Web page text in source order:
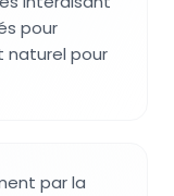
pour
naturel pour
par la